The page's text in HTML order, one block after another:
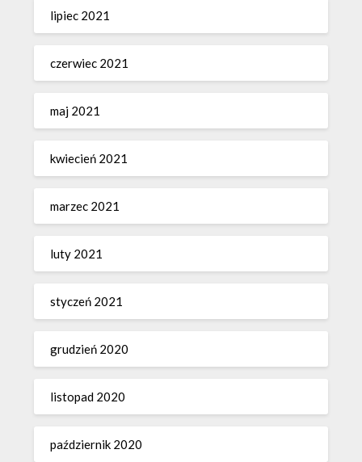
lipiec 2021
czerwiec 2021
maj 2021
kwiecień 2021
marzec 2021
luty 2021
styczeń 2021
grudzień 2020
listopad 2020
październik 2020